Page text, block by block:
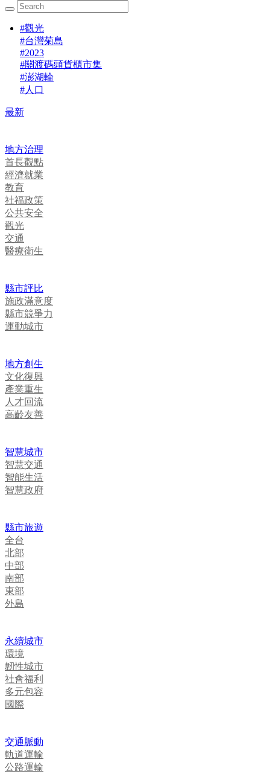
#觀光
#台灣菊島
#2023
#關渡碼頭貨櫃市集
#澎湖輪
#人口
最新
地方治理
首長觀點
經濟就業
教育
社福政策
公共安全
觀光
交通
醫療衛生
縣市評比
施政滿意度
縣市競爭力
運動城市
地方創生
文化復興
產業重生
人才回流
高齡友善
智慧城市
智慧交通
智能生活
智慧政府
縣市旅遊
全台
北部
中部
南部
東部
外島
永續城市
環境
韌性城市
社會福利
多元包容
國際
交通脈動
軌道運輸
公路運輸